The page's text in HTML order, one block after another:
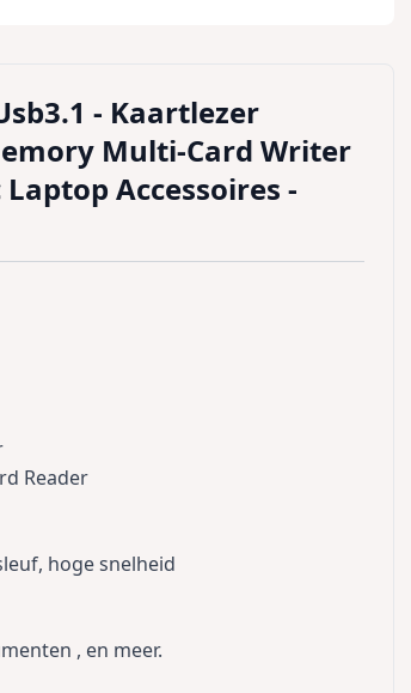
- Kaartlezer
Multi-Card Writer
Accessoires -
Reader
hoge snelheid
, en meer.